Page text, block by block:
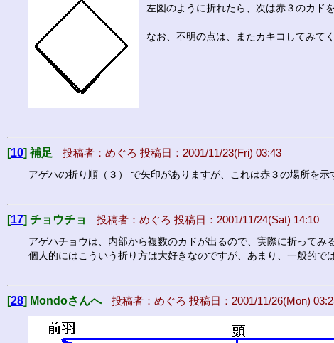
左図のように折れたら、次は赤３のカド
なお、不明の点は、またカキコしてみて
[10] 補足 投稿者：めぐろ 投稿日：2001/11/23(Fri) 03:43
アゲハの折り順（３） で矢印がありますが、これは赤３の場所を
[17] チョウチョ 投稿者：めぐろ 投稿日：2001/11/24(Sat) 14:10
アゲハチョウは、内部から複数のカドが出るので、実際に折って
個人的にはこういう折り方は大好きなのですが、あまり、一般的で
[28] Mondoさんへ 投稿者：めぐろ 投稿日：2001/11/26(Mon)